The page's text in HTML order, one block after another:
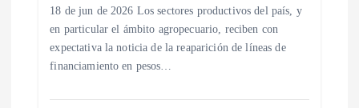
18 de jun de 2026 Los sectores productivos del país, y
en particular el ámbito agropecuario, reciben con
expectativa la noticia de la reaparición de líneas de
financiamiento en pesos…